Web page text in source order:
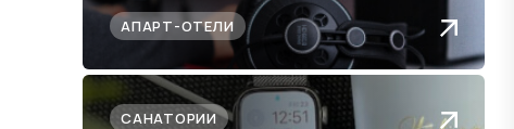
АПАРТ-ОТЕЛИ
САНАТОРИИ